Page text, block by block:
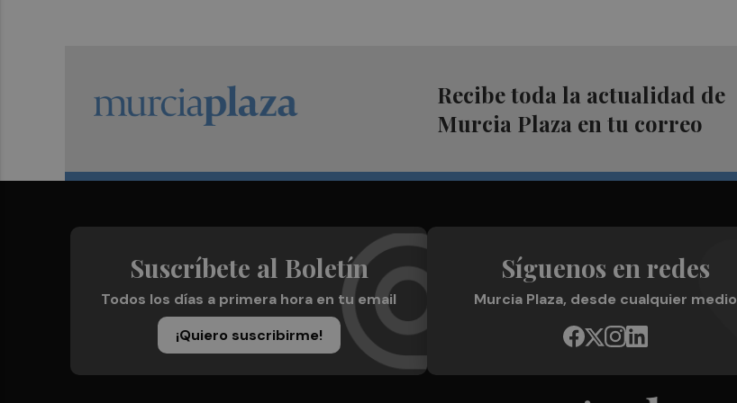
Recibe toda la actualidad de
Murcia Plaza en tu correo
Suscríbete al Boletín
Todos los días a primera hora en tu email
¡Quiero suscribirme!
Síguenos en redes
Murcia Plaza, desde cualquier medio